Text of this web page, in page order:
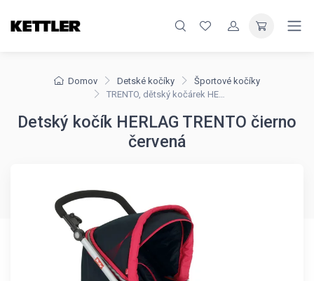
Domov Detské kočíky
Športové kočíky
TRENTO, dětský kočárek HERLAG
Detský kočík HERLAG TRENTO čierno
červená